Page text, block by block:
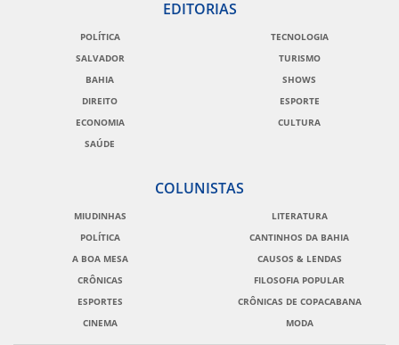
EDITORIAS
POLÍTICA
SALVADOR
BAHIA
DIREITO
ECONOMIA
SAÚDE
TECNOLOGIA
TURISMO
SHOWS
ESPORTE
CULTURA
COLUNISTAS
MIUDINHAS
POLÍTICA
A BOA MESA
CRÔNICAS
ESPORTES
CINEMA
LITERATURA
CANTINHOS DA BAHIA
CAUSOS & LENDAS
FILOSOFIA POPULAR
CRÔNICAS DE COPACABANA
MODA